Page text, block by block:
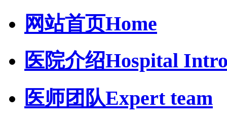
网站首页Home
医院介绍Hospital
医师团队Expert team